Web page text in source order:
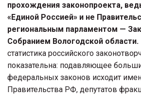
прохождения законопроекта,
«Единой Россией» и не
региональным парламентом —
Собранием Вологодской области.
статистика российского
показательна: подавляющее
федеральных законов исходит
Правительства РФ, депутатов